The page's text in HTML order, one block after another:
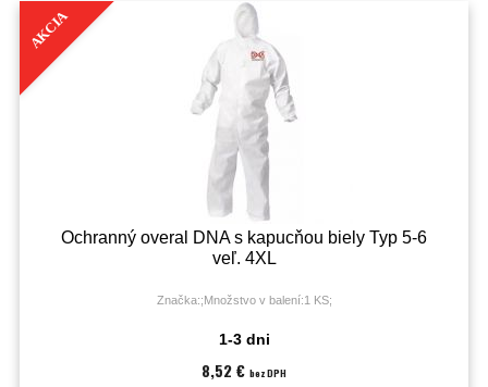
AKCIA
Ochranný overal DNA s kapucňou biely Typ 5-6
veľ. 4XL
Značka:;Množstvo v balení:1 KS;
1-3 dni
8,52 € bez DPH